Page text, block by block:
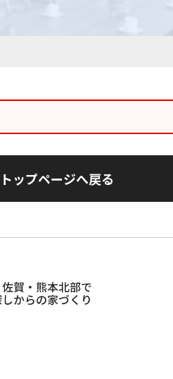
トップページへ戻る